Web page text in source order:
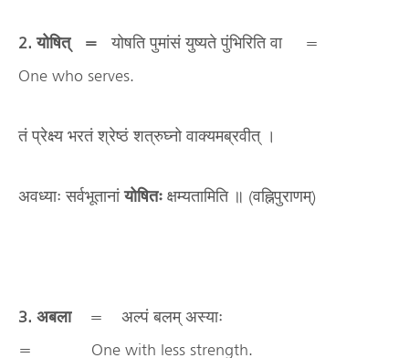
2. योषित् =योषति पुमांसं युष्यते पुंभिरिति वा =
One who serves.
तं प्रेक्ष्य भरतं श्रेष्ठं शत्रुघ्नो वाक्यमब्रवीत् ।
अवध्याः सर्वभूतानांयोषितः क्षम्यतामिति ॥ (वह्निपुराणम्)
3. अबला= अल्पं बलम् अस्याः
= One with less strength.